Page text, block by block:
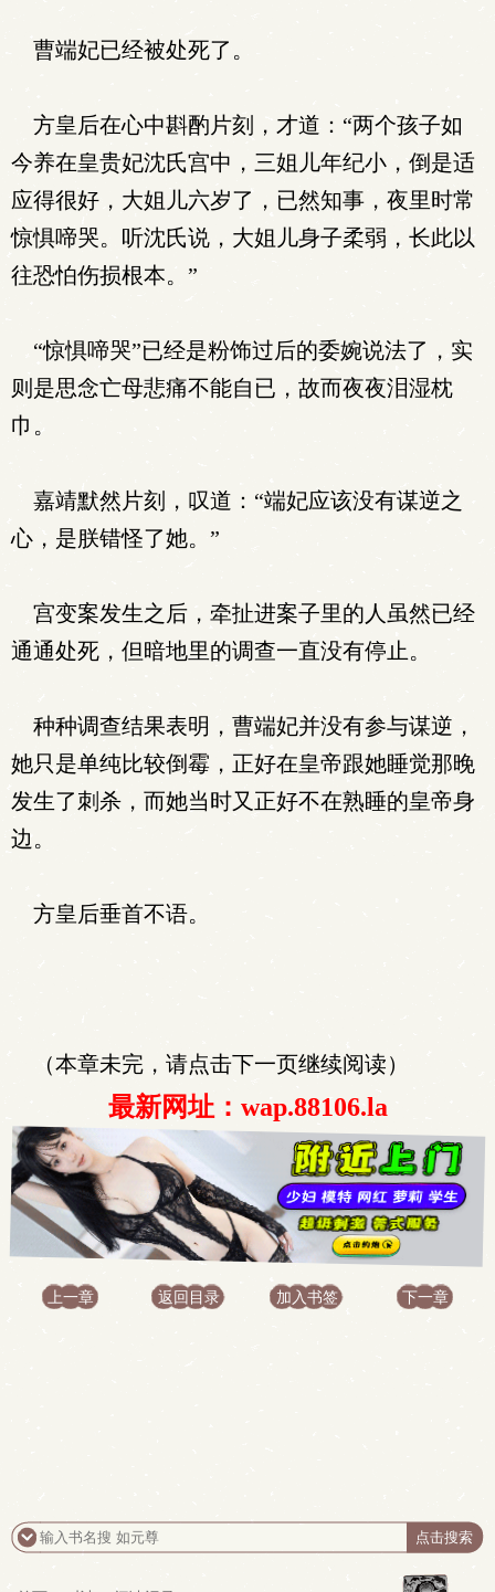
曹端妃已经被处死了。
方皇后在心中斟酌片刻，才道：“两个孩子如
今养在皇贵妃沈氏宫中，三姐儿年纪小，倒是适
应得很好，大姐儿六岁了，已然知事，夜里时常
惊惧啼哭。听沈氏说，大姐儿身子柔弱，长此以
往恐怕伤损根本。”
“惊惧啼哭”已经是粉饰过后的委婉说法了，实
则是思念亡母悲痛不能自已，故而夜夜泪湿枕
巾。
嘉靖默然片刻，叹道：“端妃应该没有谋逆之
心，是朕错怪了她。”
宫变案发生之后，牵扯进案子里的人虽然已经
通通处死，但暗地里的调查一直没有停止。
种种调查结果表明，曹端妃并没有参与谋逆，
她只是单纯比较倒霉，正好在皇帝跟她睡觉那晚
发生了刺杀，而她当时又正好不在熟睡的皇帝身
边。
方皇后垂首不语。
（本章未完，请点击下一页继续阅读）
最新网址：wap.88106.la
上一章 返回目录 加入书签 下一章